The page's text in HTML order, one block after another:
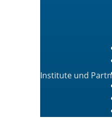
Institute und